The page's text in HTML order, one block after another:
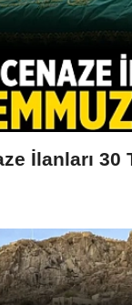
İlanları 30